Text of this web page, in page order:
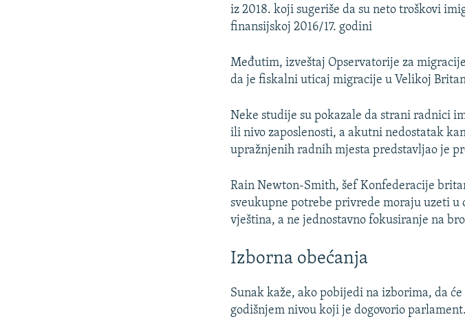
iz 2018. koji sugeriše da su neto troškovi
finansijskoj 2016/17. godini
Međutim, izveštaj Opservatorije za
da je fiskalni uticaj migracije u Velikoj
Neke studije su pokazale da strani radnici
ili nivo zaposlenosti, a akutni nedostatak
upražnjenih radnih mjesta predstavljao je
Rain Newton-Smith, šef Konfederacije
sveukupne potrebe privrede moraju uzeti u
vještina, a ne jednostavno fokusiranje na
Izborna obećanja
Sunak kaže, ako pobijedi na izborima, da
godišnjem nivou koji je dogovorio parlament.